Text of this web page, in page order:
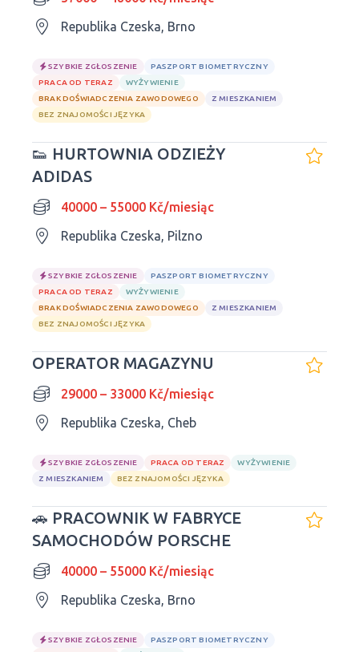
Republika Czeska, Brno
SZYBKIE ZGŁOSZENIE
PASZPORT BIOMETRYCZNY
PRACA OD TERAZ
WYŻYWIENIE
BRAK DOŚWIADCZENIA ZAWODOWEGO
Z MIESZKANIEM
BEZ ZNAJOMOŚCI JĘZYKA
👟 HURTOWNIA ODZIEŻY
ADIDAS
40000 – 55000 Kč/miesiąc
Republika Czeska, Pilzno
SZYBKIE ZGŁOSZENIE
PASZPORT BIOMETRYCZNY
PRACA OD TERAZ
WYŻYWIENIE
BRAK DOŚWIADCZENIA ZAWODOWEGO
Z MIESZKANIEM
BEZ ZNAJOMOŚCI JĘZYKA
OPERATOR MAGAZYNU
29000 – 33000 Kč/miesiąc
Republika Czeska, Cheb
SZYBKIE ZGŁOSZENIE PRACA OD TERAZ
WYŻYWIENIE
Z MIESZKANIEM
BEZ ZNAJOMOŚCI JĘZYKA
🚗 PRACOWNIK W FABRYCE
SAMOCHODÓW PORSCHE
40000 – 55000 Kč/miesiąc
Republika Czeska, Brno
SZYBKIE ZGŁOSZENIE
PASZPORT BIOMETRYCZNY